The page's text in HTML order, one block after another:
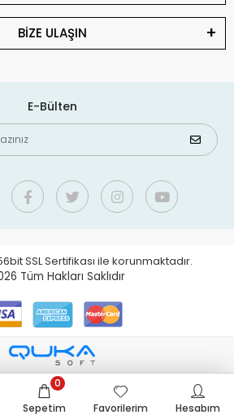
BİZE ULAŞIN
E-Bülten
SSL Sertifikası ile korunmaktadır.
Tüm Hakları Saklıdır
Sepetim
0
Favorilerim
Hesabım